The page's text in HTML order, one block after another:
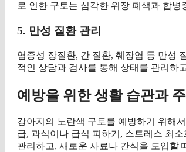
로 인한 구토는 심각한 위장 폐색과 합
5. 만성 질환 관리
염증성 장질환, 간 질환, 췌장염 등 만성
적인 상담과 검사를 통해 상태를 관리하
예방을 위한 생활 습관과
강아지의 노란색 구토를 예방하기 위해
급, 과식이나 급식 피하기, 스트레스 최
관리하고, 새로운 사료나 간식을 도입할